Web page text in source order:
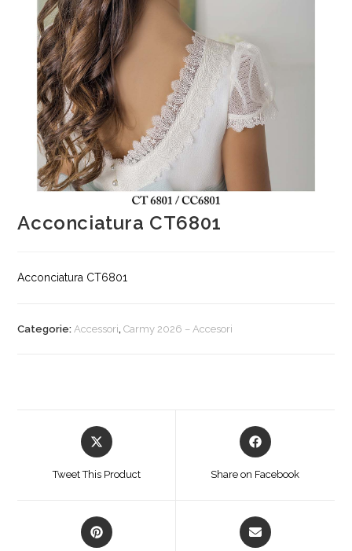
Acconciatura CT6801
Acconciatura CT6801
Categorie:Accessori,Carmy 2026 – Accesori
Opens
in
Tweet This Product
Opens
in
Share on Facebook
Opens
in
Opens
in